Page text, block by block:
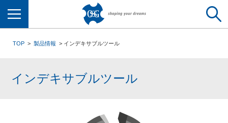
TOP 製品情報 インデキサブルツール
インデキサブルツール